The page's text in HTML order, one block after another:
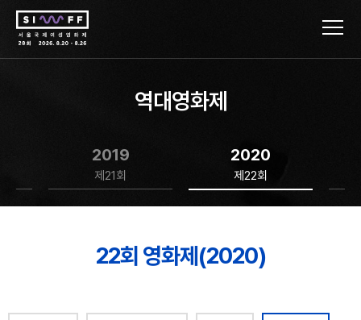
역대영화제
2019
제21회
2020
제22회
22회 영화제(2020)